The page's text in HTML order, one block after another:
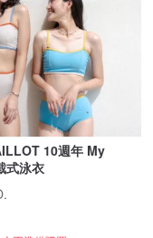
10週年 My
式泳衣